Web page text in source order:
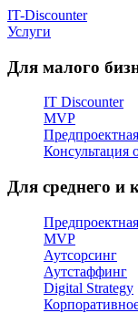
IT-Discounter
Услуги
Для малого
IT Discounter
MVP
Консультация
Для среднего и
MVP
Аутсорсинг
Аутстаффинг
Digital Strategy